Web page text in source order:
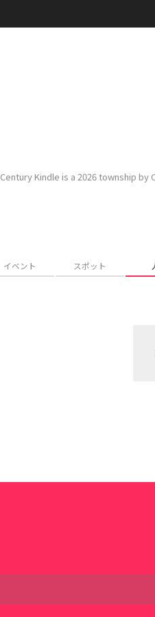
Century Kindle is a 2026 township by
イベント スポット